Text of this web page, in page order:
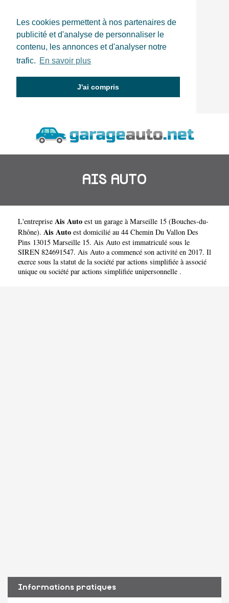
Les cookies permettent à nos partenaires de
publicité et d'analyse de personnaliser le
contenu, les annonces et d'analyser notre
trafic. En savoir plus
J'ai compris
AIS AUTO
L'entreprise Ais Auto est un garage à Marseille 15 (Bouches-du-
Rhône). Ais Auto est domicilié au 44 Chemin Du Vallon Des
Pins 13015 Marseille 15. Ais Auto est immatriculé sous le
SIREN 824691547. Ais Auto a commencé son activité en 2017. Il
exerce sous la statut de la société par actions simplifiée à associé
unique ou société par actions simplifiée unipersonnelle .
Informations pratiques